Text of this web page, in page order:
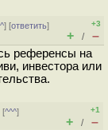
] [ответить]
+3
+ / –
референсы на
инвестора или
[^^^]
+1
+ / –